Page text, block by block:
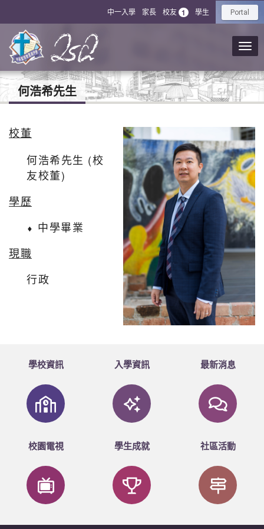
中一入學 家長 校友 1 學生 Portal
何浩希先生
校董
何浩希先生 (校
友校董)
學歷
⬧ 中學畢業
現職
行政
學校資訊 入學資訊 最新消息
校園電視 學生成就 社區活動